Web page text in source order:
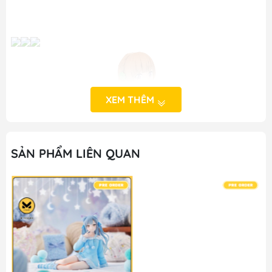
XEM THÊM
SẢN PHẨM LIÊN QUAN